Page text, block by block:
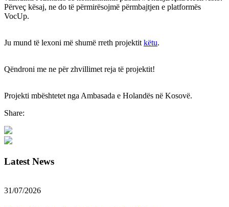
Përveç kësaj, ne do të përmirësojmë përmbajtjen e platformës
VocUp.
Ju mund të lexoni më shumë rreth projektit këtu.
Qëndroni me ne për zhvillimet reja të projektit!
Projekti mbështetet nga Ambasada e Holandës në Kosovë.
Share:
Latest News
31/07/2026